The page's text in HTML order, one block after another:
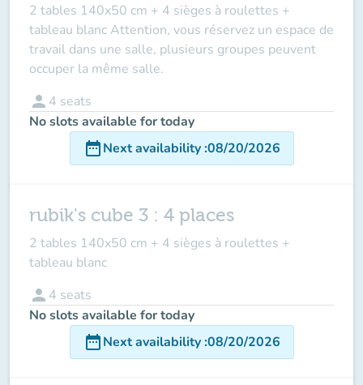
2 tables 140x50 cm + 4 sièges à roulettes +
tableau blanc Attention, vous réservez un espace de
travail dans une salle, plusieurs groupes peuvent
occuper la même salle.
person 4 seats
No slots available for today
date_rangeNext availability:08/20/2026
rubik's cube 3 : 4 places
2 tables 140x50 cm + 4 sièges à roulettes +
tableau blanc
person 4 seats
No slots available for today
date_rangeNext availability:08/20/2026